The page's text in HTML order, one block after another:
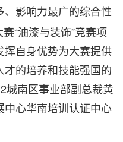
影响力最广的综合性
“油漆与装饰”竞赛项
挥自身优势为大赛提供
的培养和技能强国的
城南区事业部副总裁黄
心华南培训认证中心